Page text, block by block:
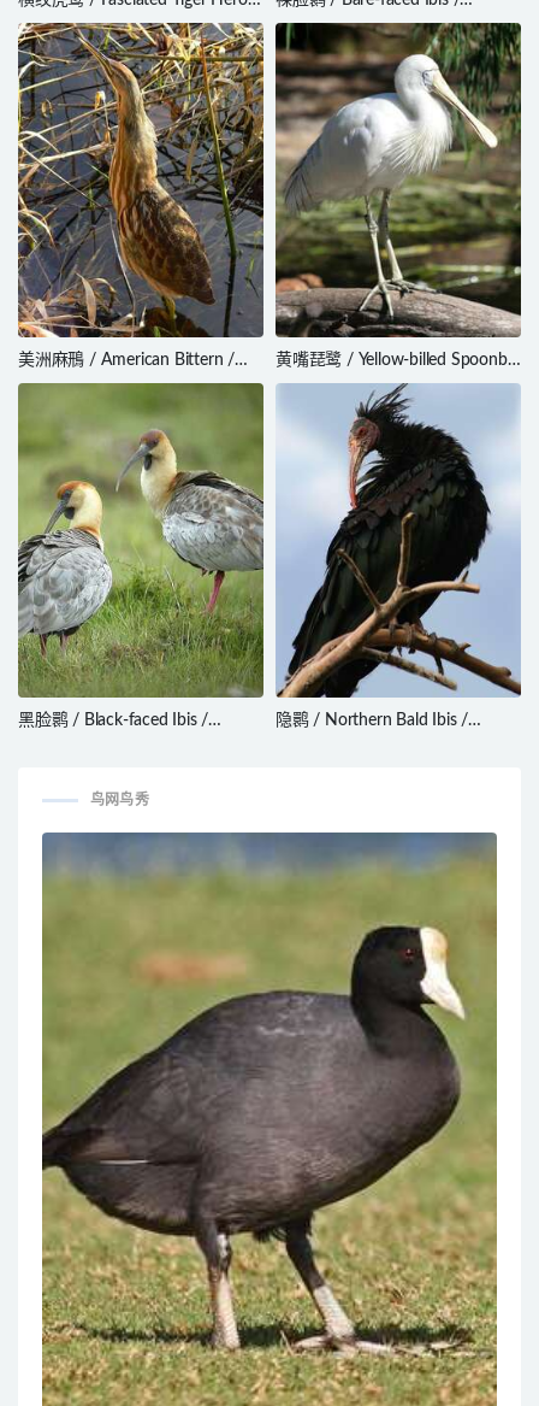
/ Tigrisoma fasciatum
Phimosus infuscatus
美洲麻鳽 / American Bittern /
Botaurus lentiginosus
黄嘴琵鹭 / Yellow-billed Spoonbill
/ Platalea flavipes
黑脸鹮 / Black-faced Ibis /
隐鹮 / Northern Bald Ibis /
鸟网鸟秀